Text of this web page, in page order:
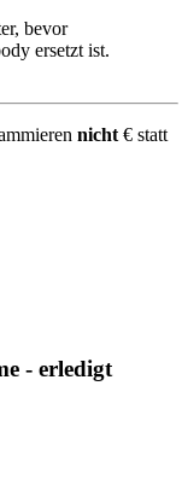
bevor
ersetzt ist.
nicht € statt
- erledigt